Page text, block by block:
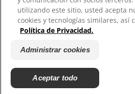
Condiciones de uso
Política de privacidad
Gestionar Mis Derechos de Datos
Condiciones de venta
No vender mi información personal
utilizando este sitio, usted acepta
cookies y tecnologías similares, así
Política de Privacidad.
Administrar cookies
Aceptar todo